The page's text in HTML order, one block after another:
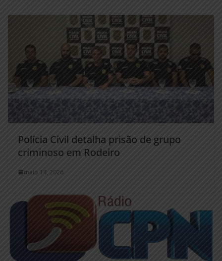
Polícia Civil detalha prisão de grupo
criminoso em Rodeiro
maio 14, 2026